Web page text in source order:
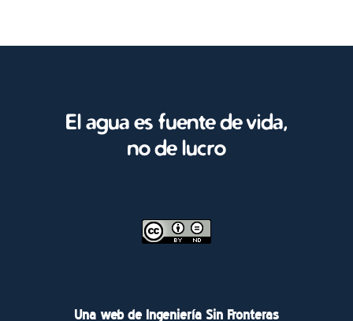
El agua es fuente de vida,
no de lucro
Una web de Ingeniería Sin Fronteras